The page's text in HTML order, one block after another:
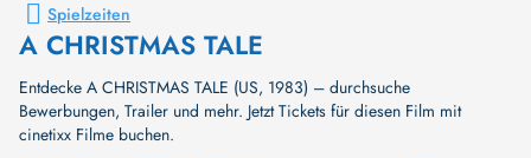
Spielzeiten
A CHRISTMAS TALE
Entdecke A CHRISTMAS TALE (US, 1983) – durchsuche
Bewerbungen, Trailer und mehr. Jetzt Tickets für diesen Film mit
cinetixx Filme buchen.